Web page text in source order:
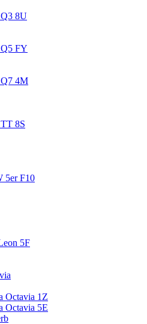
8U
FY
4M
8S
5er F10
5F
Octavia 1Z
Octavia 5E